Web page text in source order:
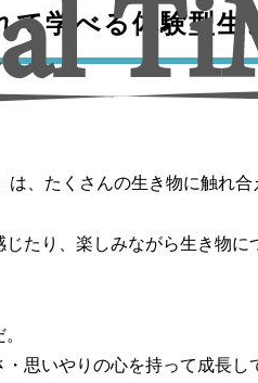
学べる体験型生
、たくさんの生き物に触れ合
たり、楽しみながら生き物に
思いやりの心を持って成長し